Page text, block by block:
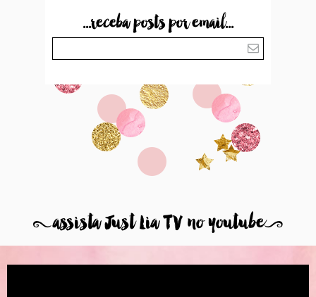
...receba posts por email...
8assista Just Lia TV no youtube9